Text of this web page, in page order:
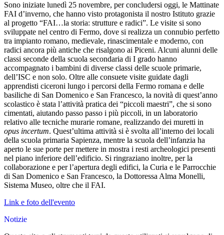
Sono iniziate lunedì 25 novembre, per concludersi oggi, le Mattinate
FAI d’inverno, che hanno visto protagonista il nostro Istituto grazie
al progetto “FAI…la storia: strutture e radici”. Le visite si sono
sviluppate nel centro di Fermo, dove si realizza un connubio perfetto
tra impianto romano, medievale, rinascimentale e moderno, con
radici ancora più antiche che risalgono ai Piceni. Alcuni alunni delle
classi seconde della scuola secondaria di I grado hanno
accompagnato i bambini di diverse classi delle scuole primarie,
dell’ISC e non solo. Oltre alle consuete visite guidate dagli
apprendisti ciceroni lungo i percorsi della Fermo romana e delle
basiliche di San Domenico e San Francesco, la novità di quest’anno
scolastico è stata l’attività pratica dei “piccoli maestri”, che si sono
cimentati, aiutando passo passo i più piccoli, in un laboratorio
relativo alle tecniche murarie romane, realizzando dei muretti in
opus incertum. Quest’ultima attività si è svolta all’interno dei locali
della scuola primaria Sapienza, mentre la scuola dell’infanzia ha
aperto le sue porte per mettere in mostra i resti archeologici presenti
nel piano inferiore dell’edificio. Si ringraziano inoltre, per la
collaborazione e per l’apertura degli edifici, la Curia e le Parrocchie
di San Domenico e San Francesco, la Dottoressa Alma Monelli,
Sistema Museo, oltre che il FAI.
Link e foto dell'evento
Notizie